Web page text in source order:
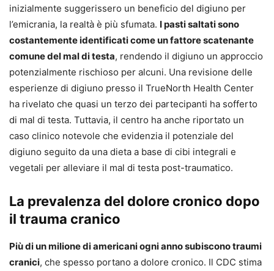
inizialmente suggerissero un beneficio del digiuno per
l’emicrania, la realtà è più sfumata. I pasti saltati sono
costantemente identificati come un fattore scatenante
comune del mal di testa, rendendo il digiuno un approccio
potenzialmente rischioso per alcuni. Una revisione delle
esperienze di digiuno presso il TrueNorth Health Center
ha rivelato che quasi un terzo dei partecipanti ha sofferto
di mal di testa. Tuttavia, il centro ha anche riportato un
caso clinico notevole che evidenzia il potenziale del
digiuno seguito da una dieta a base di cibi integrali e
vegetali per alleviare il mal di testa post-traumatico.
La prevalenza del dolore cronico dopo
il trauma cranico
Più di un milione di americani ogni anno subiscono traumi
cranici, che spesso portano a dolore cronico. Il CDC stima